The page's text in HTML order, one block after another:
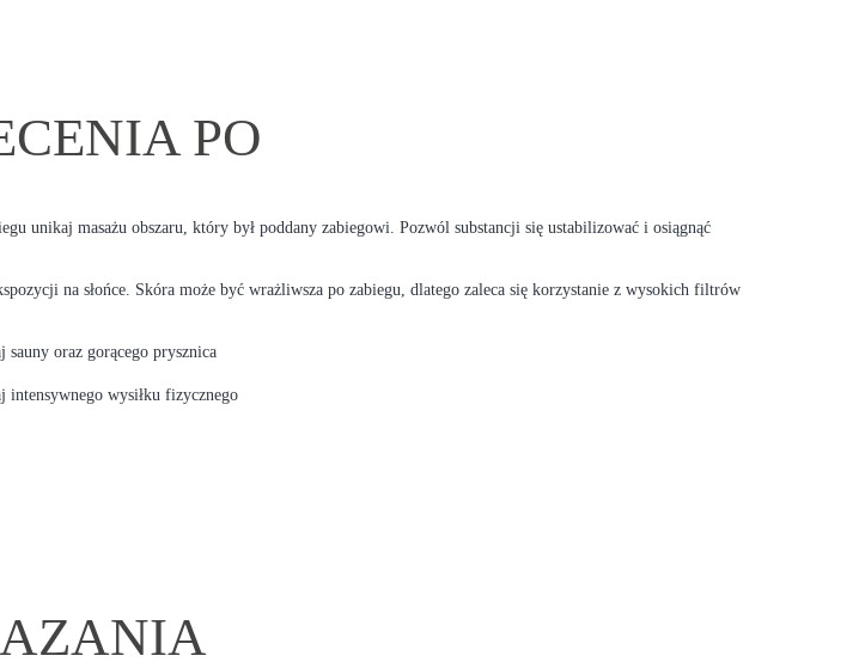
PO
unikaj masażu obszaru, który był poddany zabiegowi. Pozwól substancji się ustabilizować i osiągnąć
na słońce. Skóra może być wrażliwsza po zabiegu, dlatego zaleca się korzystanie z wysokich filtrów
oraz gorącego prysznica
intensywnego wysiłku fizycznego